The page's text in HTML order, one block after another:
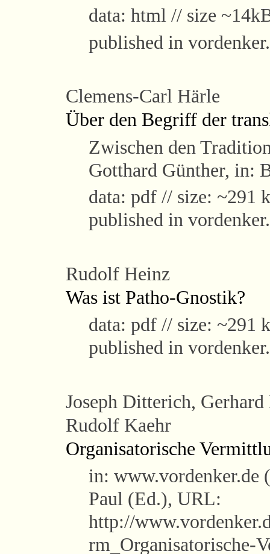
data: html // size
published in
Clemens-Carl Härle
Über den Begriff der
Zwischen den
Gotthard Günther, in:
data: pdf // size: ~291
published in
Rudolf Heinz
Was ist Patho-Gnostik?
data: pdf // size: ~291
published in
Joseph Ditterich, Gerhard
Rudolf Kaehr
Organisatorische
in: www.vordenker.de
Paul (Ed.), URL:
http://
rm_Organisatorische-